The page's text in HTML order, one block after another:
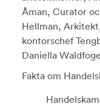
Åman, Curator
Hellman,
kontorschef
Daniella
Fakta om